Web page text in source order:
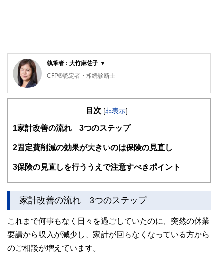
執筆者 : 大竹麻佐子 ▼
CFP®認定者・相続診断士
証券会社、銀行、保険会社など金融機関での業務を経て現在
（2000年）、日本FP協会東京支部主催地域イベントへの参
しとお金のFP相談室」相談員（2016年）。
「目の前にいるその人が、より豊かに、よりよくなるため
に、今できること」を考え、サポートし続ける。
談、生活するの観点から学ぶ「お金の基礎知識」講座など開
催。
2人の男子（高3と小6）の母。品川区在住
ゆめプランニング笑顔相続･FP事務所 代表https://fp-yu
目次 [非表示]
1家計改善の流れ 3つのステップ
2 固定費削減の効果が大きいのは保険の見直し
3保険の見直しを行ううえで注意すべきポイント
家計改善の流れ 3つのステップ
これまで何事もなく日々を過ごしていたのに、突然の休業
要請から収入が減少し、家計が回らなくなっている方から
のご相談が増えています。